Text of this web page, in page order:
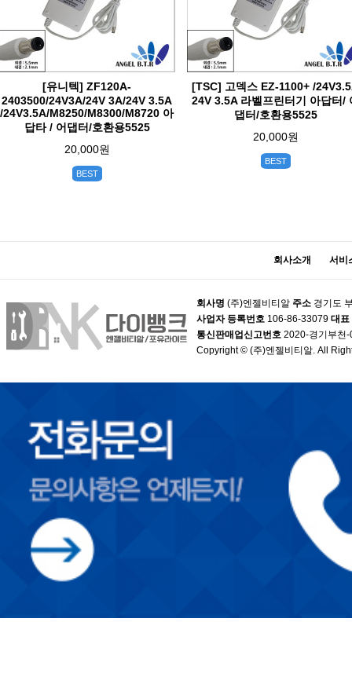
[유니텍] ZF120A-
2403500/24V3A/24V 3A/24V 3.5A
/24V3.5A/M8250/M8300/M8720 아
답타 / 어댑터/호환용5525
20,000원
BEST
[TSC] 고덱스 EZ-1100+ /
24V 3.5A 라벨프린터기 아답터/
댑터/호환용5525
20,000원
BEST
회사소개 서비
회사명 (주)엔젤비티알 주소 경기도
사업자 등록번호 106-86-33079 대표
통신판매업신고번호 2020-경기부천
Copyright © (주)엔젤비티알. All